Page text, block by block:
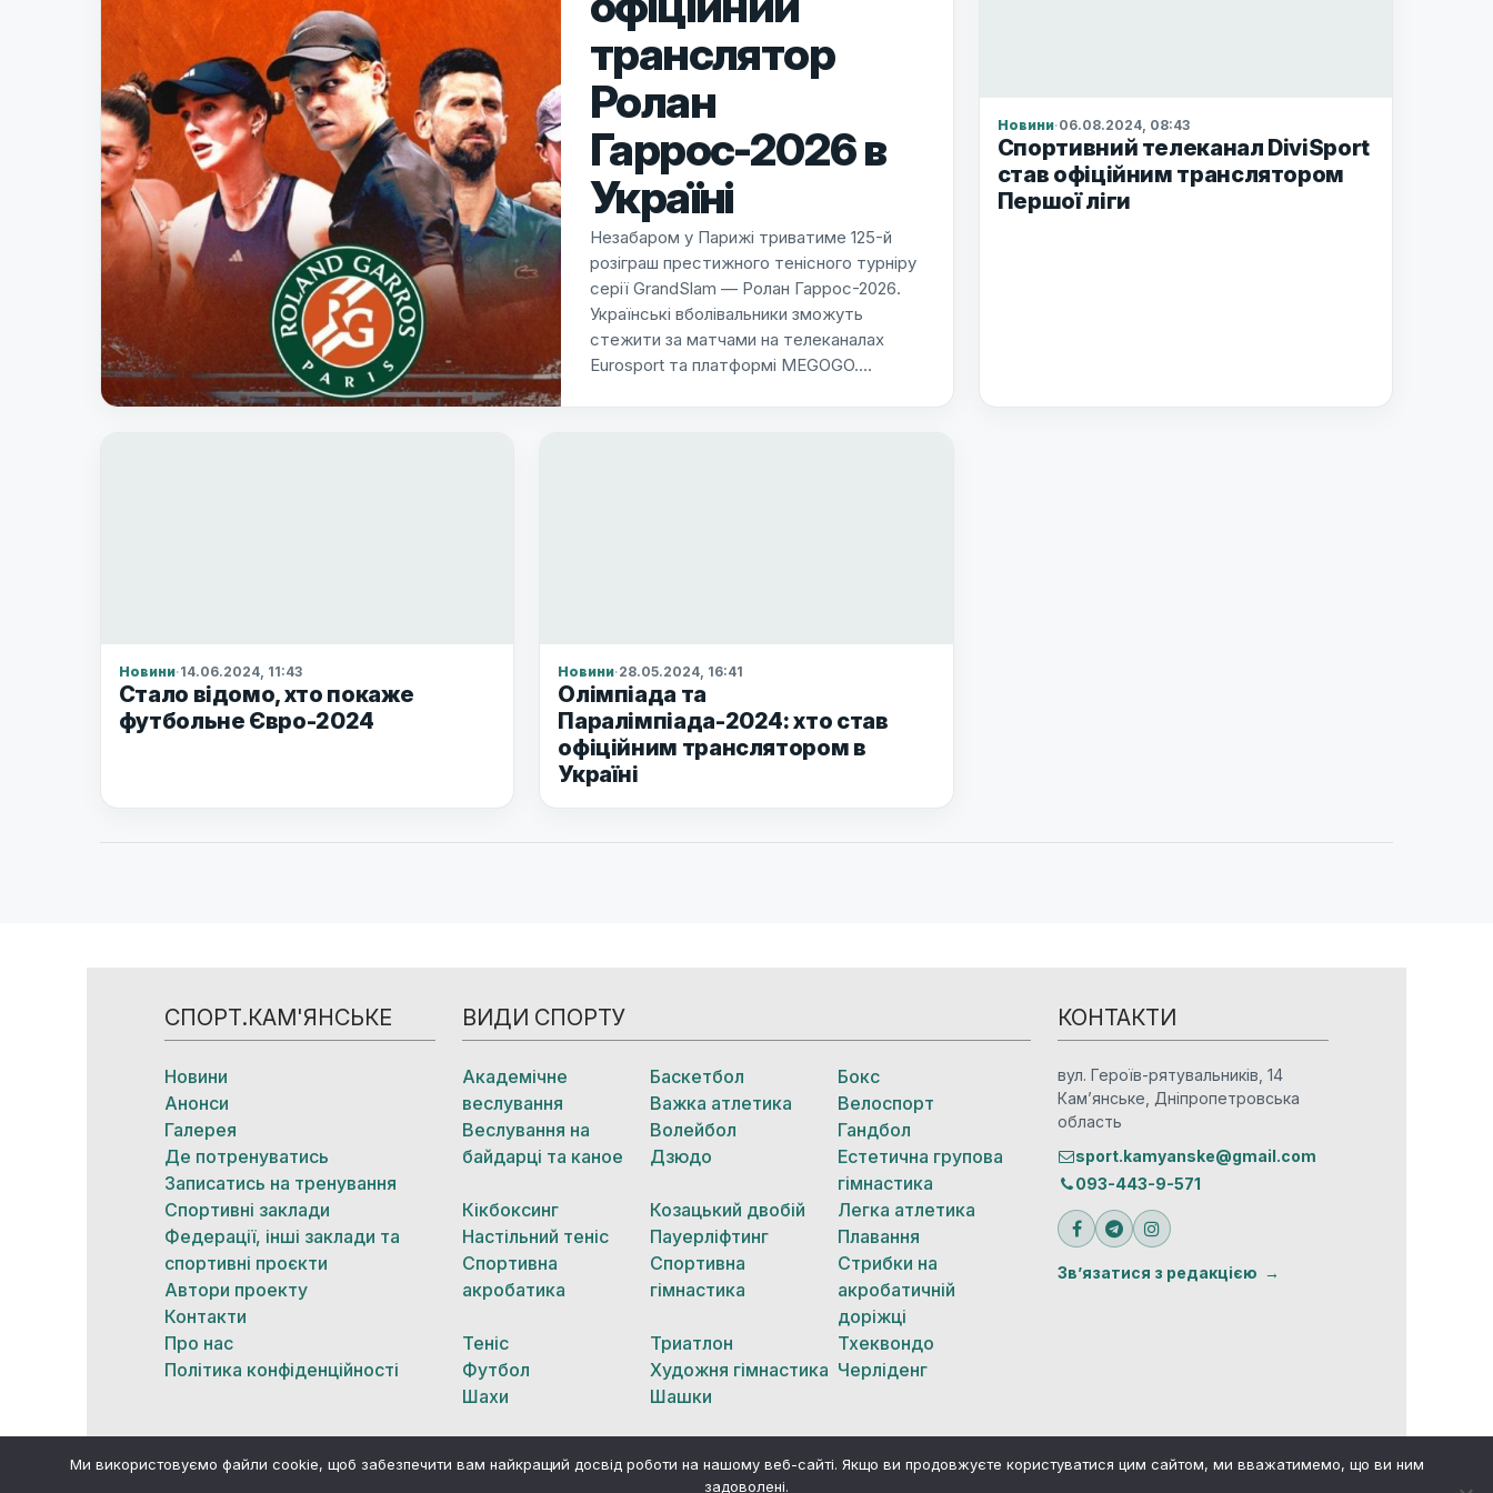
транслятор
Ролан
Гаррос-2026 в
Україні
Незабаром у Парижі триватиме 125-й
розіграш престижного тенісного турніру
серії GrandSlam — Ролан Гаррос-2026.
Українські вболівальники зможуть
стежити за матчами на телеканалах
Eurosport та платформі MEGOGO.…
Новини·06.08.2024, 08:43
Спортивний телеканал DiviSport
став офіційним транслятором
Першої ліги
Новини·14.06.2024, 11:43
Стало відомо, хто покаже
футбольне Євро-2024
Новини·28.05.2024, 16:41
Олімпіада та
Паралімпіада-2024: хто став
офіційним транслятором в
Україні
СПОРТ.КАМ'ЯНСЬКЕ
Новини
Анонси
Галерея
Де потренуватись
Записатись на тренування
Спортивні заклади
Федерації, інші заклади та
спортивні проєкти
Автори проекту
Контакти
Про нас
Політика конфіденційності
ВИДИ СПОРТУ
Академічне
веслування
Баскетбол
Бокс
Важка атлетика
Велоспорт
Веслування на
байдарці та каное
Волейбол
Гандбол
Дзюдо
Естетична групова
гімнастика
Кікбоксинг
Козацький двобій
Легка атлетика
Настільний теніс
Пауерліфтинг
Плавання
Спортивна
акробатика
Спортивна
гімнастика
Стрибки на
акробатичній
доріжці
Теніс
Триатлон
Тхеквондо
Футбол
Художня гімнастика Черліденг
Шахи
Шашки
КОНТАКТИ
вул. Героїв-рятувальників, 14
Кам’янське, Дніпропетровська
область
sport.kamyanske@gmail.com
093-443-9-571
Зв’язатися з редакцією
Ми використовуємо файли cookie, щоб забезпечити вам найкращий досвід роботи на нашому веб-сайті. Якщо ви продовжуєте користуватися цим сайтом, ми вважатимемо, що ви ним
задоволені.